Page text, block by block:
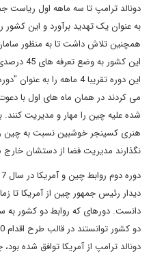
دونالد ترامپ تا سه ماهه اول ریاست
به عنوان یک تهدید برآورد و این
همچنین تلاش داشت تا به منظور
این کشور
این دوره تقریبا 4 ماهه را
می کردند در همان ماه های اول با
شده علیه چین را مهار و مدیریت
هنری کسینجر خوشبین نسبت به چین را
نگذارند مدیریت فضا از دستشان
دیدار رئیس جمهور چین از آمریکا تا
دانست. دوره­ای که روابط دو کشور به
دونالد ترامپ از آمریکا توافق شده